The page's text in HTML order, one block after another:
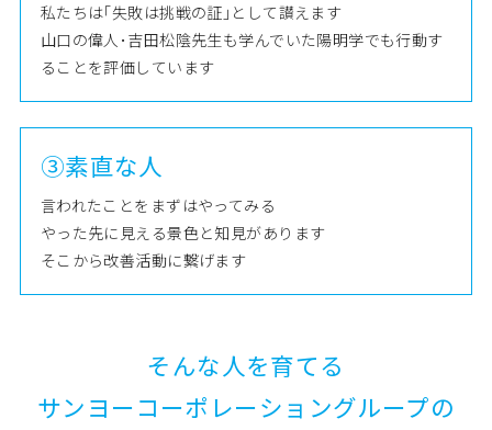
私たちは｢失敗は挑戦の証｣として讃えます
山口の偉人･吉田松陰先生も学んでいた陽明学でも行動す
ることを評価しています
③素直な人
言われたことをまずはやってみる
やった先に見える景色と知見があります
そこから改善活動に繋げます
そんな人を育てる
サンヨーコーポレーショングループの